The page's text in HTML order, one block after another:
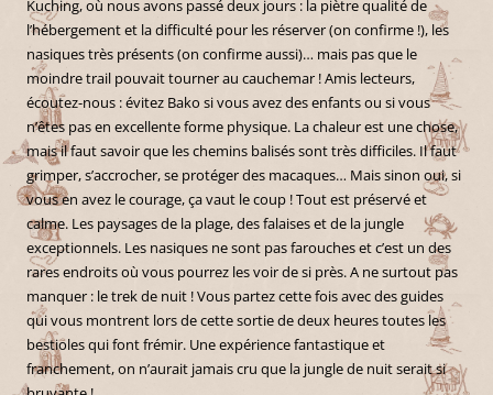
Kuching, où nous avons passé deux jours : la piètre qualité de
l’hébergement et la difficulté pour les réserver (on confirme !), les
nasiques très présents (on confirme aussi)… mais pas que le
moindre trail pouvait tourner au cauchemar ! Amis lecteurs,
écoutez-nous : évitez Bako si vous avez des enfants ou si vous
n’êtes pas en excellente forme physique. La chaleur est une chose,
mais il faut savoir que les chemins balisés sont très difficiles. Il faut
grimper, s’accrocher, se protéger des macaques… Mais sinon oui, si
vous en avez le courage, ça vaut le coup ! Tout est préservé et
calme. Les paysages de la plage, des falaises et de la jungle
exceptionnels. Les nasiques ne sont pas farouches et c’est un des
rares endroits où vous pourrez les voir de si près. A ne surtout pas
manquer : le trek de nuit ! Vous partez cette fois avec des guides
qui vous montrent lors de cette sortie de deux heures toutes les
bestioles qui font frémir. Une expérience fantastique et
franchement, on n’aurait jamais cru que la jungle de nuit serait si